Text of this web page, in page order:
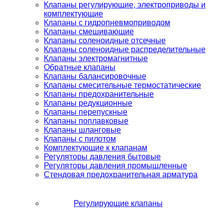
Клапаны регулирующие, электроприводы и
комплектующие
Клапаны с гидропневмоприводом
Клапаны смешивающие
Клапаны соленоидные отсечные
Клапаны соленоидные распределительные
Клапаны электромагнитные
Обратные клапаны
Клапаны балансировочные
Клапаны смесительные термостатические
Клапаны предохранительные
Клапаны редукционные
Клапаны перепускные
Клапаны поплавковые
Клапаны шланговые
Клапаны с пилотом
Комплектующие к клапанам
Регуляторы давления бытовые
Регуляторы давления промышленные
Стендовая предохранительная арматура
Регулирующие клапаны